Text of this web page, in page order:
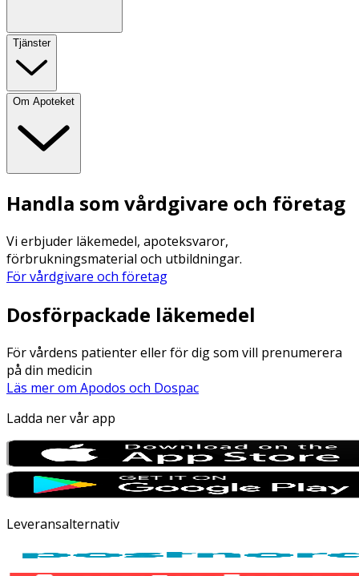
Tjänster
Om Apoteket
Handla som vårdgivare och företag
Vi erbjuder läkemedel, apoteksvaror,
förbrukningsmaterial och utbildningar.
För vårdgivare och företag
Dosförpackade läkemedel
För vårdens patienter eller för dig som vill prenumerera
på din medicin
Läs mer om Apodos och Dospac
Ladda ner vår app
Leveransalternativ